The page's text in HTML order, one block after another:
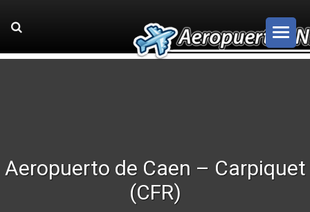
Aeropuerto de Caen – Carpiquet
(CFR)